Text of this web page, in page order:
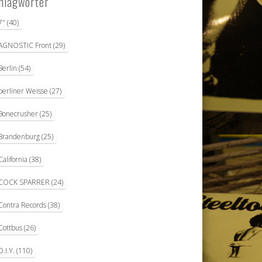
(40)
Front(29)
(54)
Weisse (27)
(25)
(25)
(38)
SPARRER (24)
Records(38)
(26)
(110)